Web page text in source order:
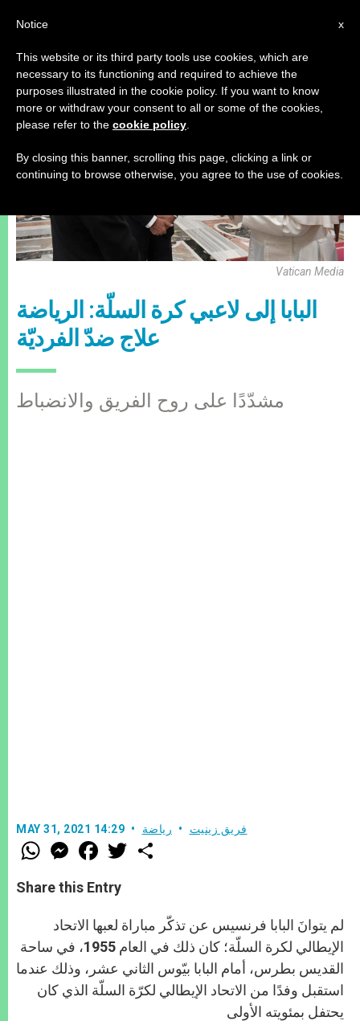
رياضة
Vatican Media
البابا إلى لاعبي كرة السلّة: الرياضة
علاج ضدّ الفرديّة
مشدّدًا على روح الفريق والانضباط
MAY 31, 2021 14:29 فريق زينيت رياضة
W
h
t
s
M
e
s
e
g
e
r
F
a
e
b
o
k
w
r
Share this Entry
لم يتوانَ البابا فرنسيس عن تذكّر مباراة لعبها الاتحاد
الإيطالي لكرة السلّة؛ كان ذلك في العام 1955، في ساحة
القديس بطرس، أمام البابا بيّوس الثاني عشر، وذلك عندما
استقبل وفدًا من الاتحاد الإيطالي لكرّة السلّة الذي كان
يحتفل بمئويته الأولى
x
Notice
This website or its third party tools use cookies, which are
necessary to its functioning and required to achieve the
purposes illustrated in the cookie policy. If you want to know
more or withdraw your consent to all or some of the cookies,
please refer to the cookie policy
By closing this banner, scrolling this page, clicking a link or
continuing to browse otherwise, you agree to the use of cookies.